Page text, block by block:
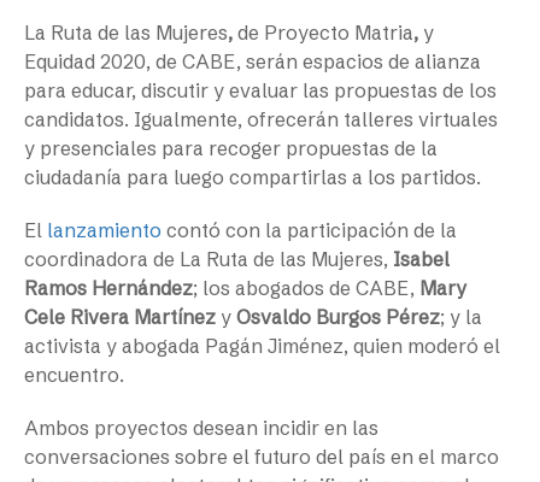
La Ruta de las Mujeres, de Proyecto Matria, y
Equidad 2020, de CABE, serán espacios de alianza
para educar, discutir y evaluar las propuestas de los
candidatos. Igualmente, ofrecerán talleres virtuales
y presenciales para recoger propuestas de la
ciudadanía para luego compartirlas a los partidos.
El lanzamiento contó con la participación de la
coordinadora de La Ruta de las Mujeres, Isabel
Ramos Hernández; los abogados de CABE, Mary
Cele Rivera Martínez y Osvaldo Burgos Pérez; y la
activista y abogada Pagán Jiménez, quien moderó el
encuentro.
Ambos proyectos desean incidir en las
conversaciones sobre el futuro del país en el marco